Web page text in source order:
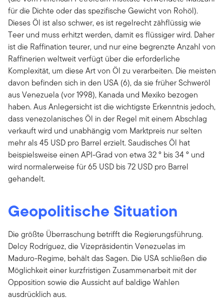
für die Dichte oder das spezifische Gewicht von Rohöl).
Dieses Öl ist also schwer, es ist regelrecht zähflüssig wie
Teer und muss erhitzt werden, damit es flüssiger wird. Daher
ist die Raffination teurer, und nur eine begrenzte Anzahl von
Raffinerien weltweit verfügt über die erforderliche
Komplexität, um diese Art von Öl zu verarbeiten. Die meisten
davon befinden sich in den USA (6), da sie früher Schweröl
aus Venezuela (vor 1998), Kanada und Mexiko bezogen
haben. Aus Anlegersicht ist die wichtigste Erkenntnis jedoch,
dass venezolanisches Öl in der Regel mit einem Abschlag
verkauft wird und unabhängig vom Marktpreis nur selten
mehr als 45 USD pro Barrel erzielt. Saudisches Öl hat
beispielsweise einen API-Grad von etwa 32 ° bis 34 ° und
wird normalerweise für 65 USD bis 72 USD pro Barrel
gehandelt.
Geopolitische Situation
Die größte Überraschung betrifft die Regierungsführung.
Delcy Rodríguez, die Vizepräsidentin Venezuelas im
Maduro-Regime, behält das Sagen. Die USA schließen die
Möglichkeit einer kurzfristigen Zusammenarbeit mit der
Opposition sowie die Aussicht auf baldige Wahlen
ausdrücklich aus.